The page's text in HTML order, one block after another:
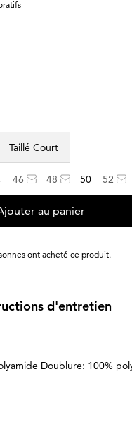
Taillé Court
46 48 50 52
au panier
ont acheté ce produit.
d'entretien
Doublure: 100%